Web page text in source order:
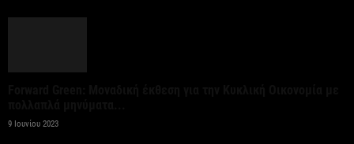
9 Ιουνίου 2023